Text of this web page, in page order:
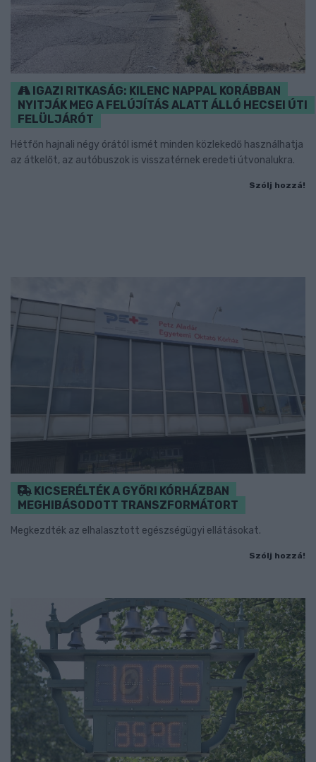
IGAZI RITKASÁG: KILENC NAPPAL KORÁBBAN
NYITJÁK MEG A FELÚJÍTÁS ALATT ÁLLÓ HECSEI ÚTI
FELÜLJÁRÓT
Hétfőn hajnali négy órától ismét minden közlekedő használhatja
az átkelőt, az autóbuszok is visszatérnek eredeti útvonalukra.
Szólj hozzá!
KICSERÉLTÉK A GYŐRI KÓRHÁZBAN
MEGHIBÁSODOTT TRANSZFORMÁTORT
Megkezdték az elhalasztott egészségügyi ellátásokat.
Szólj hozzá!